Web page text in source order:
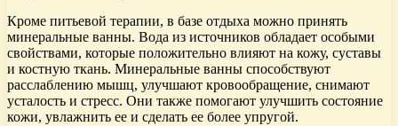
Кроме питьевой терапии, в базе отдыха можно принять
минеральные ванны. Вода из источников обладает особыми
свойствами, которые положительно влияют на кожу, суставы
и костную ткань. Минеральные ванны способствуют
расслаблению мышц, улучшают кровообращение, снимают
усталость и стресс. Они также помогают улучшить состояние
кожи, увлажнить ее и сделать ее более упругой.